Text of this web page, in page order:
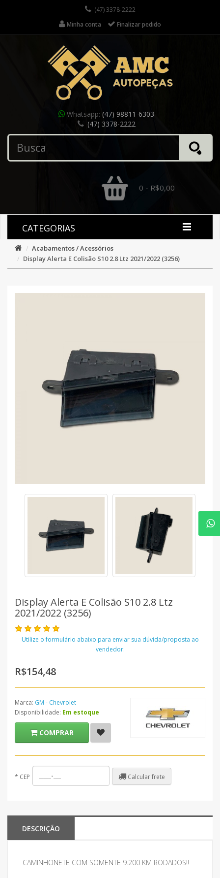
(47) 3378-2222
Minha conta
Finalizar pedido
Whatsapp: (47) 98811-6303
(47) 3378-2222
0 - R$0,00
CATEGORIAS
Acabamentos / Acessórios
Display Alerta E Colisão S10 2.8 Ltz 2021/2022 (3256)
Display Alerta E Colisão S10 2.8 Ltz
2021/2022 (3256)
Utilize o formulário abaixo para enviar sua dúvida/proposta ao
vendedor:
R$154,48
Marca: GM - Chevrolet
Disponibilidade: Em estoque
COMPRAR
* CEP Calcular frete
DESCRIÇÃO
CAMINHONETE COM SOMENTE 9.200 KM RODADOS!!